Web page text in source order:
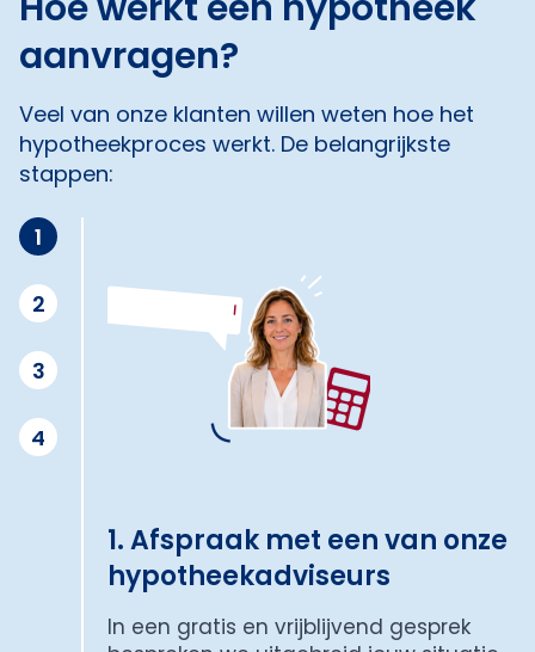
aanvragen?
Veel van onze klanten willen weten hoe het
hypotheekproces werkt. De belangrijkste
stappen:
1
2
3
4
1. Afspraak met een van onze
hypotheekadviseurs
In een gratis en vrijblijvend gesprek